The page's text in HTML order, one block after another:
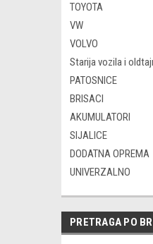
TOYOTA
VW
VOLVO
Starija vozila i
PATOSNICE
BRISACI
AKUMULATORI
SIJALICE
DODATNA OPREMA
UNIVERZALNO
PRETRAGA PO